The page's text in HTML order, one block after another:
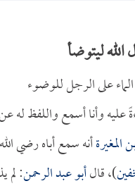
ليتوضأ
على الرجل للوضوء
عليه وأنا أسمع واللفظ له عن
المغيرةأنه سمع أباه رضي
)، قالأبو عبد الرحمن: لم